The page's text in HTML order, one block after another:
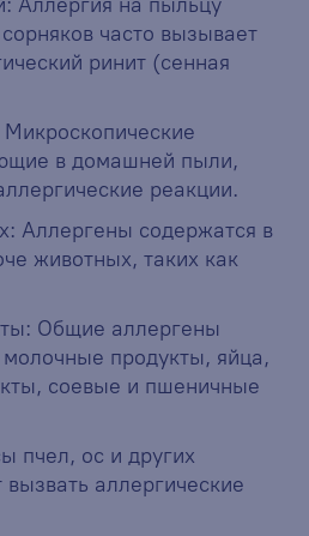
часто вызывает
ринит (сенная
в домашней пыли,
реакции.
Аллергены содержатся в
животных, таких как
Общие аллергены
продукты, яйца,
соевые и пшеничные
пчел, ос и других
аллергические